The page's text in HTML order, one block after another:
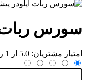
سورس ربات
امتیاز مشتریان: 5.0 از 1 رای